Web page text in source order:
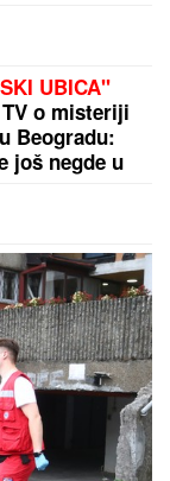
UBICA"
o misteriji
Beogradu:
još negde u